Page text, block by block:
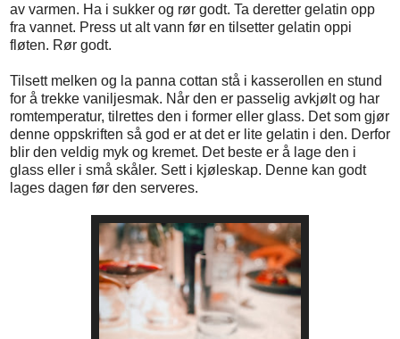
av varmen. Ha i sukker og rør godt. Ta deretter gelatin opp
fra vannet. Press ut alt vann før en tilsetter gelatin oppi
fløten. Rør godt.
Tilsett melken og la panna cottan stå i kasserollen en stund
for å trekke vaniljesmak. Når den er passelig avkjølt og har
romtemperatur, tilrettes den i former eller glass. Det som gjør
denne oppskriften så god er at det er lite gelatin i den. Derfor
blir den veldig myk og kremet. Det beste er å lage den i
glass eller i små skåler. Sett i kjøleskap. Denne kan godt
lages dagen før den serveres.